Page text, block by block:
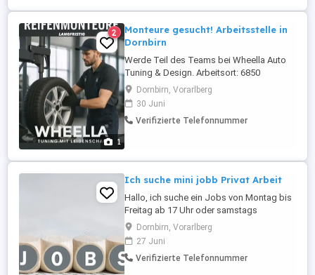
großen Wert ...
1
2
Monteure gesucht! Arbeitsstelle in
Dornbirn
Werde Teil des Teams bei Wheella Auto
Tuning & Design. Arbeitsort: 6850
Dornbirn Vollzeit | Sofortiger Einstieg
möglich Wir bieten: Abwechslungsreiche
Tätigkeiten Modern ausgestattete
Werkstatt Kollegiales Arbeitsumfeld Faire
Dornbirn, Vorarlberg
30 Juni
Verifizierte Telefonnummer
Ich suche mini jobb Privat Arbeit
Hallo, ich suche ein Jobs von Montag bis
Freitag ab 17 Uhr oder samstags
ganztägig. Ich mache das immer dann,
wenn ich Tiere auf Baustellen säubere.Wir
besitzen einen Führerschein der Klasse B
und einen Gabelstaplerführerschein.
Dornbirn, Vorarlberg
27 Juni
Verifizierte Telefonnummer